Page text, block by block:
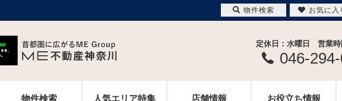
定休日：水曜日 営業
046-
物件検索 人気エリア特集 店舗情報 お役立ち情報
物件検索 お気に入